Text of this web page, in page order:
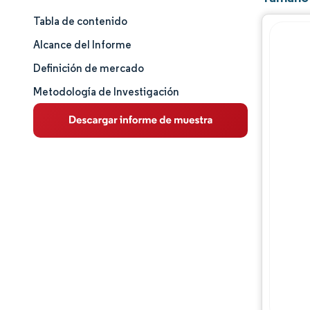
Tamaño y cuota de mercado
Análisis de mercado
Tendencias e ideas
Análisis de segmentos
Tabla de contenido
Alcance del Informe
Definición de mercado
Metodología de Investigación